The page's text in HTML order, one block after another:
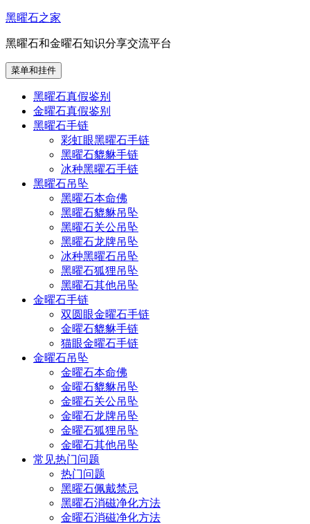
跳
内
容
黑曜石之家
黑曜石和金曜石知识分享交流平台
菜单和挂件
黑曜石真假鉴别
金曜石真假鉴别
黑曜石手链
彩虹眼黑曜石手链
黑曜石貔貅手链
冰种黑曜石手链
黑曜石吊坠
黑曜石本命佛
黑曜石貔貅吊坠
黑曜石关公吊坠
黑曜石龙牌吊坠
冰种黑曜石吊坠
黑曜石狐狸吊坠
黑曜石其他吊坠
金曜石手链
双圆眼金曜石手链
金曜石貔貅手链
猫眼金曜石手链
金曜石吊坠
金曜石本命佛
金曜石貔貅吊坠
金曜石关公吊坠
金曜石龙牌吊坠
金曜石狐狸吊坠
金曜石其他吊坠
常见热门问题
热门问题
黑曜石佩戴禁忌
黑曜石消磁净化方法
金曜石消磁净化方法